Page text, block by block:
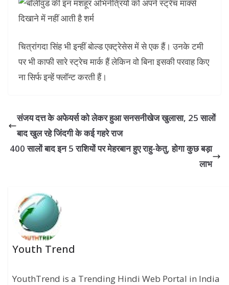
चित्रांगदा सिंह भी इन्हीं बोल्ड एक्ट्रेसेस में से एक हैं। उनके टमी
पर भी काफी सारे स्ट्रेच मार्क हैं लेकिन वो बिना इसकी परवाह किए
ना सिर्फ इन्हें फ्लॉन्ट करती हैं।
संजय दत्त के अफेयर्स को लेकर हुआ सनसनीखेज खुलासा, 25 सालों
बाद खुल रहे जिंदगी के कई गहरे राज
400 सालों बाद इन 5 राशियों पर मेहरबान हुए राहु-केतु, होगा कुछ बड़ा
लाभ
Youth Trend
YouthTrend is a Trending Hindi Web Portal in India